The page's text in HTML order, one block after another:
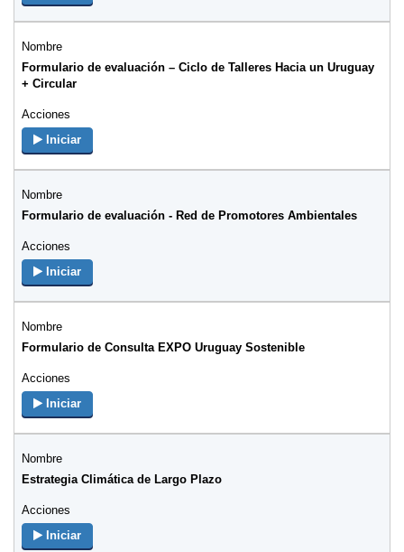
Formulario de evaluación – Ciclo de Talleres Hacia un Uruguay
+ Circular
Iniciar
Formulario de evaluación - Red de Promotores Ambientales
Iniciar
Formulario de Consulta EXPO Uruguay Sostenible
Iniciar
Estrategia Climática de Largo Plazo
Iniciar